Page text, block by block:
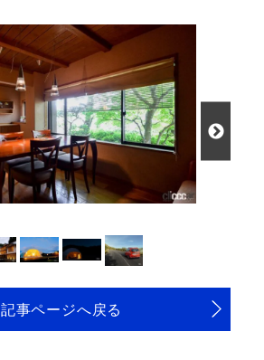
記事ページへ戻る